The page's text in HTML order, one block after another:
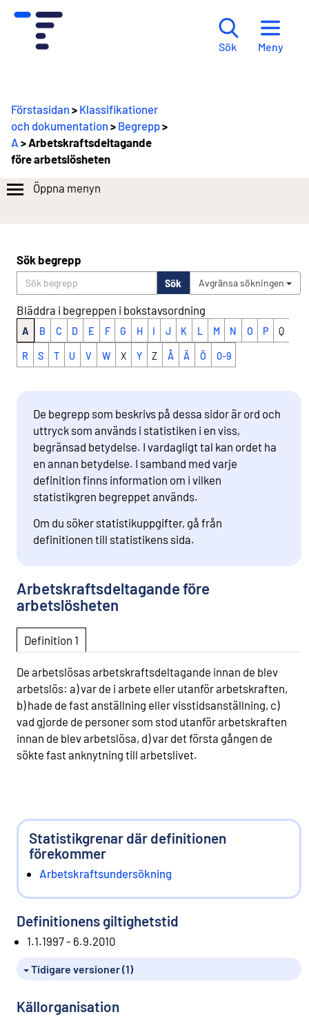
Sök Meny
Förstasidan > Klassifikationer
och dokumentation > Begrepp>
A > Arbetskraftsdeltagande
före arbetslösheten
Öppna menyn
Sök begrepp
Sök Avgränsa sökningen
Bläddra i begreppen i bokstavsordning
A B C D E F G H I J K L M N O P Q
R S T U V W X Y Z Å Ä Ö 0-9
De begrepp som beskrivs på dessa sidor är ord och
uttryck som används i statistiken i en viss,
begränsad betydelse. I vardagligt tal kan ordet ha
en annan betydelse. I samband med varje
definition finns information om i vilken
statistikgren begreppet används.
Om du söker statistikuppgifter, gå från
definitionen till statistikens sida.
Arbetskraftsdeltagande före
arbetslösheten
Definition 1
De arbetslösas arbetskraftsdeltagande innan de blev
arbetslös: a) var de i arbete eller utanför arbetskraften,
b) hade de fast anställning eller visstidsanställning, c)
vad gjorde de personer som stod utanför arbetskraften
innan de blev arbetslösa, d) var det första gången de
sökte fast anknytning till arbetslivet.
Statistikgrenar där definitionen
förekommer
Arbetskraftsundersökning
Definitionens giltighetstid
1.1.1997 - 6.9.2010
Tidigare versioner (1)
Källorganisation